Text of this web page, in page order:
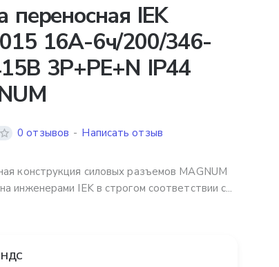
переносная IEK
16А-6ч/200/346-
3Р+РЕ+N IP44
конструкция силовых разъемов MAGNUM
инженерами IEK в строгом соответствии с...
0 отзывов - Написать отзыв
НДС